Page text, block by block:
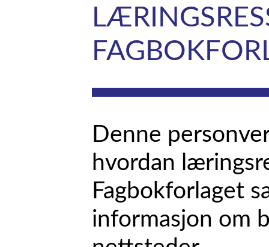
Denne
hvordan
Fagbokforlaget
informasjon om